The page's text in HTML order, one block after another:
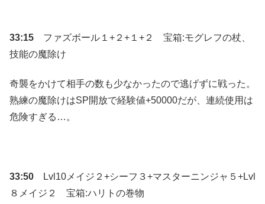
33:15 ファズボール１+２+１+２ 宝箱:モグレフの杖、
技能の魔除け
奇襲をかけて相手の数も少なかったので逃げずに戦った。
熟練の魔除けはSP開放で経験値+50000だが、連続使用は
危険すぎる…。
33:50 Lvl10メイジ２+シーフ３+マスターニンジャ５+Lvl
８メイジ２ 宝箱:ハリトの巻物